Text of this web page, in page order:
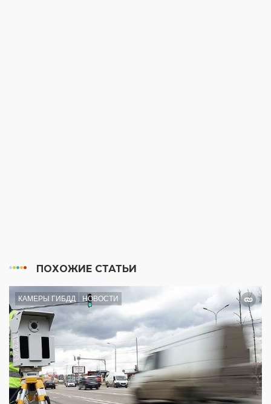
ПОХОЖИЕ СТАТЬИ
КАМЕРЫ ГИБДД НОВОСТИ